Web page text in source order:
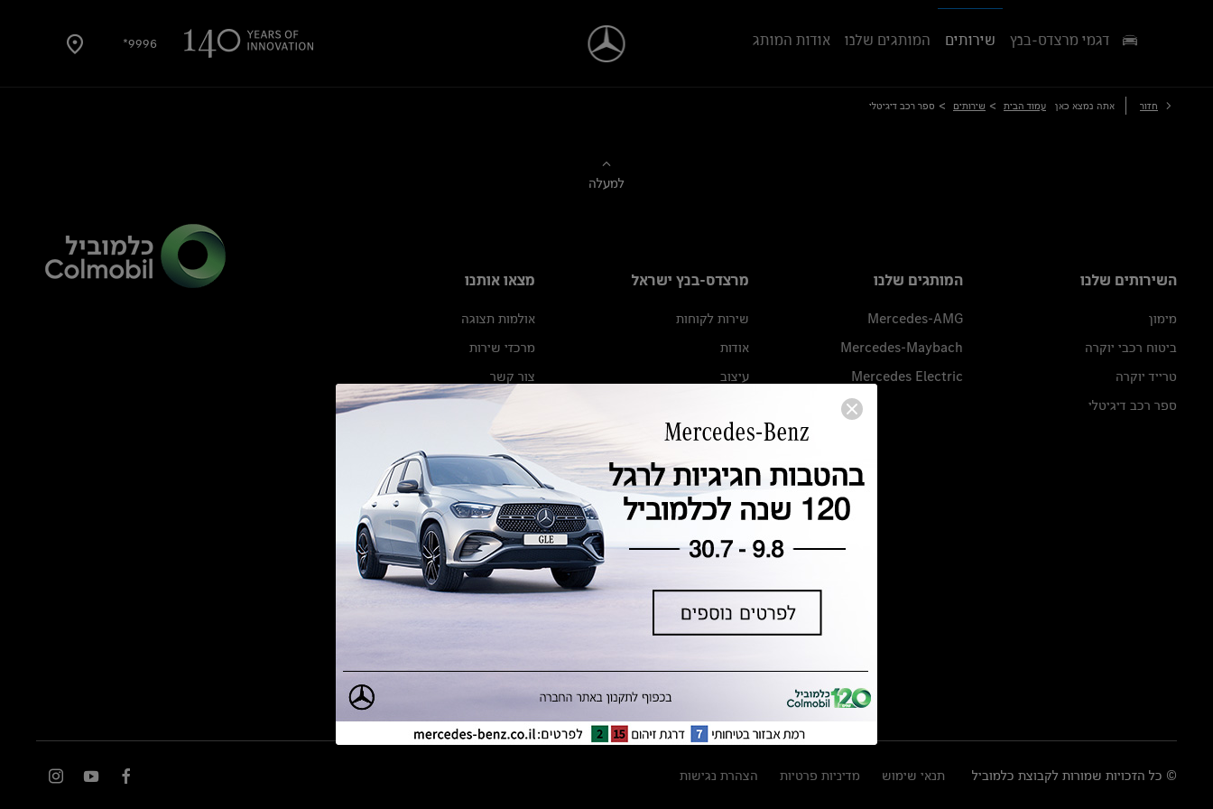
9996* דגמי מרצדס-בנץ שירותים המותגים שלנו אודות המותג
חזור אתה נמצא כאן עמוד הבית > שירותים > ספר רכב דיגיטלי
למעלה
השירותים שלנו
מימון
ביטוח רכבי יוקרה
טרייד יוקרה
ספר רכב דיגיטלי
המותגים שלנו
Mercedes-AMG
Mercedes-Maybach
Mercedes Electric
מרצדס-בנץ ישראל
שירות לקוחות
אודות
עיצוב
מגזין מרצדס-בנץ
ספרי רכב מרצדס-בנץ
נתוני זיהום אוויר וצריכת דלק וחשמל
נתוני תווית צמיגים
מחירון חלפים
הודעה על הטבות לרכבי מרצדס בהסדר
מצאו אותנו
אולמות תצוגה
מרכזי שירות
צור קשר
© כל הזכויות שמורות לקבוצת כלמוביל תנאי שימוש מדיניות פרטיות הצהרת נגישות